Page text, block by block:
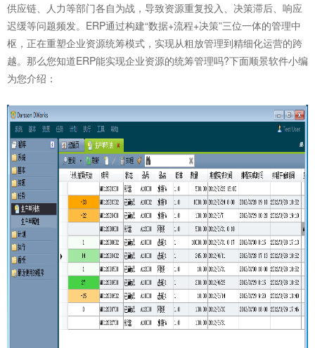
供应链、人力等部门各自为战，导致资源重复投入、决策滞后、响应
迟缓等问题频发。ERP通过构建“数据+流程+决策”三位一体的管理中
枢，正在重塑企业资源统筹模式，实现从粗放管理到精细化运营的跨
越。那么您知道ERP能实现企业资源的统筹管理吗?下面顺景软件小编
为您介绍：